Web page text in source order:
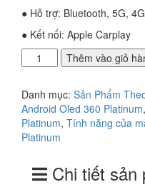
● Hỗ trợ: Bluetooth, 5G,
● Kết nối: Apple Carplay
chỉ
màn
hình
Android
Oled
Platinum
tại
Thêm vào giỏ
Danh mục: Sản Phẩm
Android Oled 360 Platinum,
Platinum, Tính năng của
Platinum
Chi tiết sản